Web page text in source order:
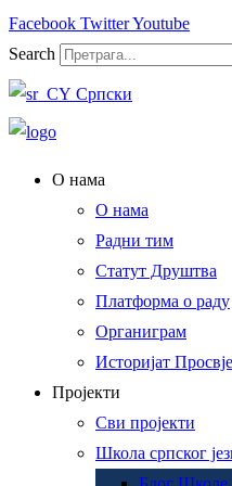
Facebook TwitterYoutube
Search
Српски
О нама
О нама
Радни тим
Статут Друштва
Платформа о раду
Органиграм
Историјат
Пројекти
Сви пројекти
Школа српског